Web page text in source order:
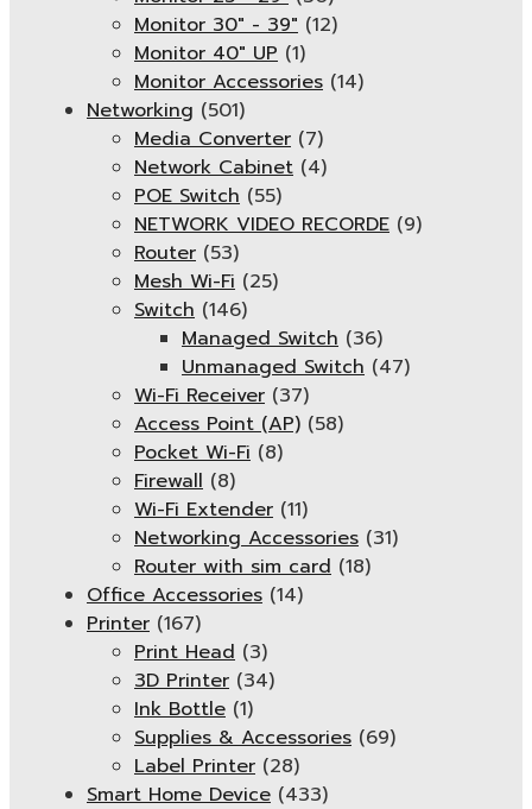
Monitor 30" - 39" (12)
Monitor 40" UP (1)
Monitor Accessories (14)
Networking (501)
Media Converter (7)
Network Cabinet (4)
POE Switch (55)
NETWORK VIDEO RECORDE (9)
Router (53)
Mesh Wi-Fi (25)
Switch (146)
Managed Switch (36)
Unmanaged Switch (47)
Wi-Fi Receiver (37)
Access Point (AP) (58)
Pocket Wi-Fi (8)
Firewall (8)
Wi-Fi Extender (11)
Networking Accessories (31)
Router with sim card (18)
Office Accessories (14)
Printer (167)
Print Head (3)
3D Printer (34)
Ink Bottle (1)
Supplies & Accessories (69)
Label Printer (28)
Smart Home Device (433)